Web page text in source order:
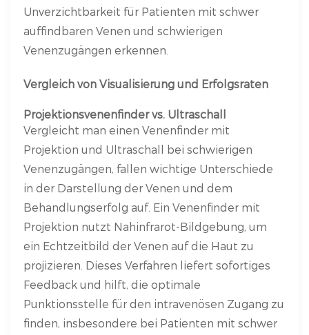
Unverzichtbarkeit für Patienten mit schwer
auffindbaren Venen und schwierigen
Venenzugängen erkennen.
Vergleich von Visualisierung und Erfolgsraten
Projektionsvenenfinder vs. Ultraschall
Vergleicht man einen Venenfinder mit
Projektion und Ultraschall bei schwierigen
Venenzugängen, fallen wichtige Unterschiede
in der Darstellung der Venen und dem
Behandlungserfolg auf. Ein Venenfinder mit
Projektion nutzt Nahinfrarot-Bildgebung, um
ein Echtzeitbild der Venen auf die Haut zu
projizieren. Dieses Verfahren liefert sofortiges
Feedback und hilft, die optimale
Punktionsstelle für den intravenösen Zugang zu
finden, insbesondere bei Patienten mit schwer